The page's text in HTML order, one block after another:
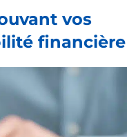
vos
financière